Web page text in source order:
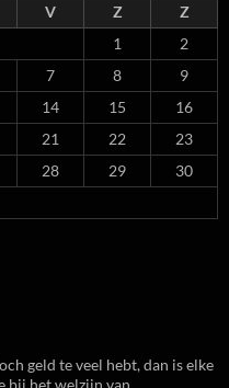
V Z
Z
1
2
7 8
9
14 15
16
21 22
23
28 29
30
geld te veel hebt, dan is elke
bij het welzijn van